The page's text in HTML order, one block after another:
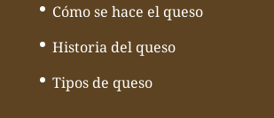
Cómo se hace el queso
Historia del queso
Tipos de queso